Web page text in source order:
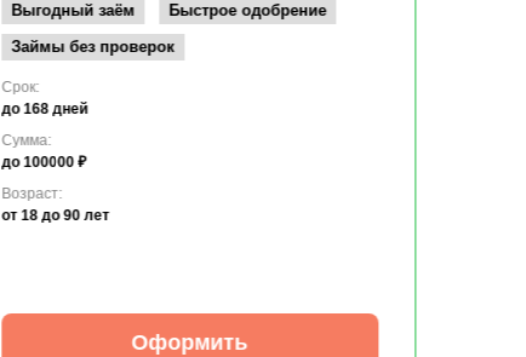
Выгодный заём
Быстрое одобрение
Займы без проверок
Срок:
до 168 дней
Сумма:
до 100000 ₽
Возраст:
от 18 до 90 лет
Оформить